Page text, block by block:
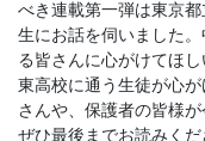
べき連載第一弾は東京
生にお話を伺いました
る皆さんに心がけてほ
東高校に通う生徒が心
さんや、保護者の皆様
ぜひ最後までお読みくだ